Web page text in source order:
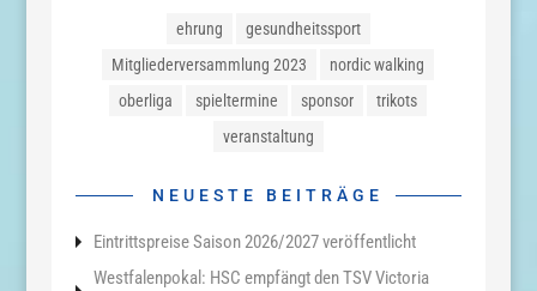
ehrung
gesundheitssport
Mitgliederversammlung 2023
nordic walking
oberliga
spieltermine sponsor
trikots
veranstaltung
NEUESTE BEITRÄGE
Eintrittspreise Saison 2026/2027 veröffentlicht
Westfalenpokal: HSC empfängt den TSV Victoria